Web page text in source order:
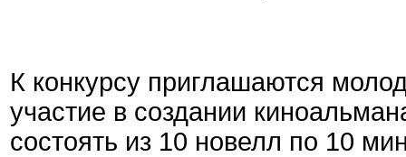
К конкурсу приглашаются
участие в создании
состоять из 10 новелл по 10